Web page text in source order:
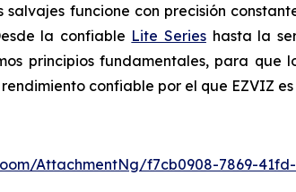
funcione con precisión
la confiable Lite Serieshasta la
principios fundamentales, para
confiable por el que EZVIZ
AttachmentNg/f7cb0908-7869-